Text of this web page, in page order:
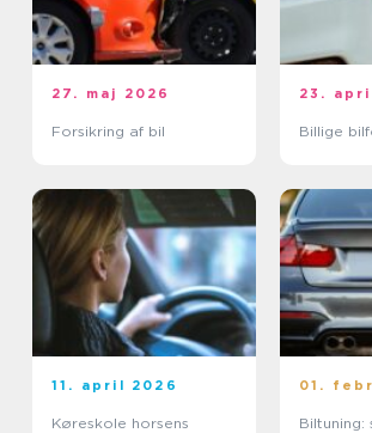
27. maj 2026
Forsikring af bil
23.
Billige
11. april 2026
Køreskole horsens
01.
Biltuning: